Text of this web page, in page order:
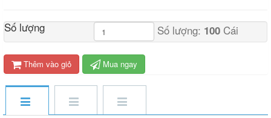
Số lượng Số lượng: 100Cái
Thêm vào giỏ Mua ngay